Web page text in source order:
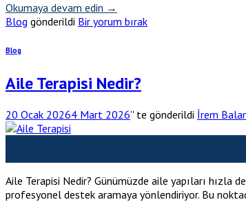
Okumaya devam edin →
Blog gönderildi Bir yorum bırak
Blog
Aile Terapisi Nedir?
20 Ocak 20264 Mart 2026’' te gönderildi İrem
Aile Terapisi Nedir? Günümüzde aile yapıları hızla
profesyonel destek aramaya yönlendiriyor. Bu